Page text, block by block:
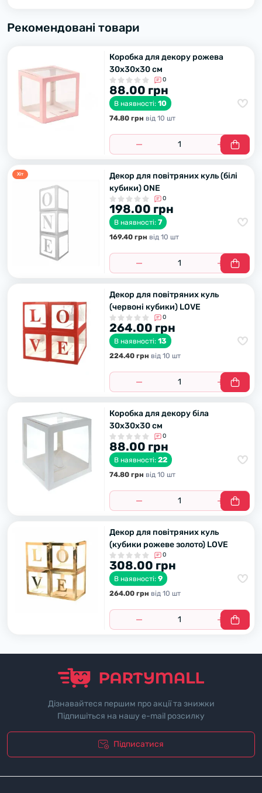
Рекомендовані товари
Коробка для декору рожева
30х30х30 см
0
88.00 грн
В наявності: 10
74.80 грн вiд 10 шт
Хiт
Декор для повітряних куль (білі
кубики) ONE
0
198.00 грн
В наявності: 7
169.40 грн вiд 10 шт
Декор для повітряних куль
(червоні кубики) LOVE
0
264.00 грн
В наявності: 13
224.40 грн вiд 10 шт
Коробка для декору біла
30х30х30 см
0
88.00 грн
В наявності: 22
74.80 грн вiд 10 шт
Декор для повітряних куль
(кубики рожеве золото) LOVE
0
308.00 грн
В наявності: 9
264.00 грн вiд 10 шт
Дізнавайтеся першим про акції та знижки
Підпишіться на нашу e-mail розсилку
Підписатися